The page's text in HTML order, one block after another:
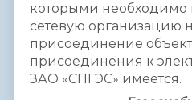
которыми необходимо
сетевую организацию
присоединение
присоединения к
ЗАО «СПГЭС» имеется.